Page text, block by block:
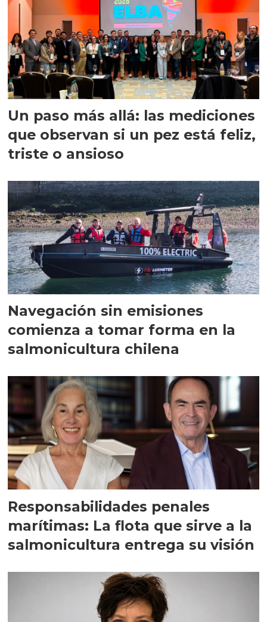
Un paso más allá: las mediciones
que observan si un pez está feliz,
triste o ansioso
Navegación sin emisiones
comienza a tomar forma en la
salmonicultura chilena
Responsabilidades penales
marítimas: La flota que sirve a la
salmonicultura entrega su visión